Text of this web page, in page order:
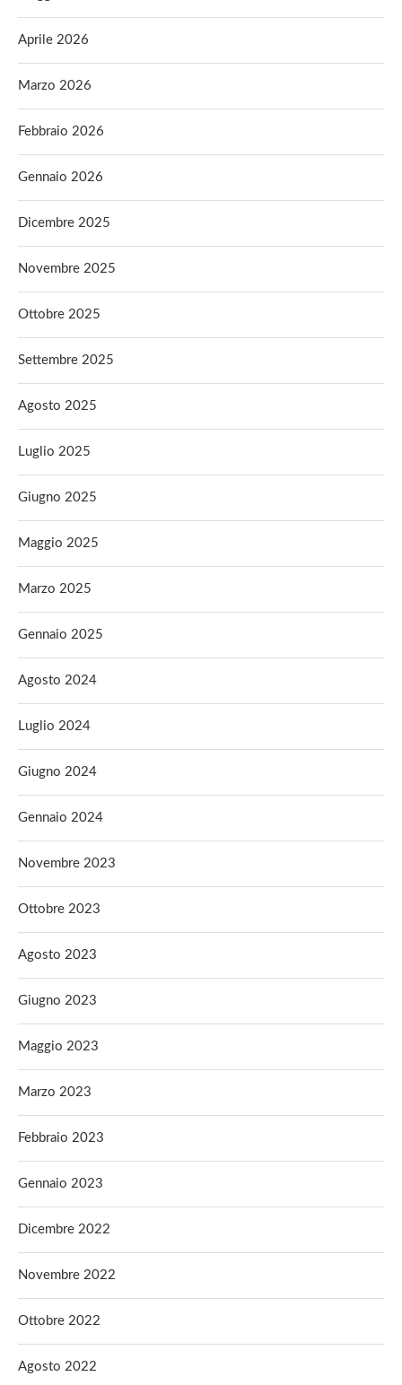
Aprile 2026
Marzo 2026
Febbraio 2026
Gennaio 2026
Dicembre 2025
Novembre 2025
Ottobre 2025
Settembre 2025
Agosto 2025
Luglio 2025
Giugno 2025
Maggio 2025
Marzo 2025
Gennaio 2025
Agosto 2024
Luglio 2024
Giugno 2024
Gennaio 2024
Novembre 2023
Ottobre 2023
Agosto 2023
Giugno 2023
Maggio 2023
Marzo 2023
Febbraio 2023
Gennaio 2023
Dicembre 2022
Novembre 2022
Ottobre 2022
Agosto 2022